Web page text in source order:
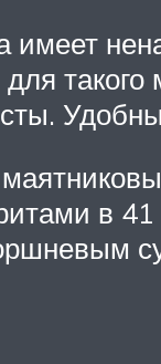
в